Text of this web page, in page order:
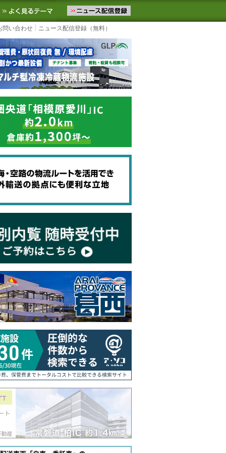
ースをお届けします。物流ニュースメール配信を登録する
お気に入りに追加 よく見るテーマ
問い合わせ ニュース配信登録（無料）